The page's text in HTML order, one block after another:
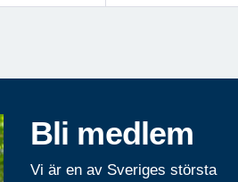
Bli medlem
Vi är en av Sveriges största